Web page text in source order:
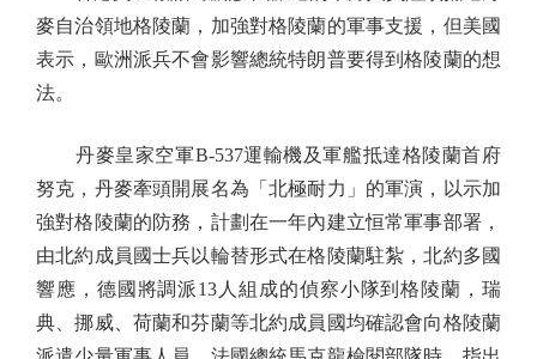
麥自治領地格陵蘭，加強對格陵蘭的軍事支援，但美國
表示，歐洲派兵不會影響總統特朗普要得到格陵蘭的想
法。
丹麥皇家空軍B-537運輸機及軍艦抵達格陵蘭首府
努克，丹麥牽頭開展名為「北極耐力」的軍演，以示加
強對格陵蘭的防務，計劃在一年內建立恒常軍事部署，
由北約成員國士兵以輪替形式在格陵蘭駐紮，北約多國
響應，德國將調派13人組成的偵察小隊到格陵蘭，瑞
典、挪威、荷蘭和芬蘭等北約成員國均確認會向格陵蘭